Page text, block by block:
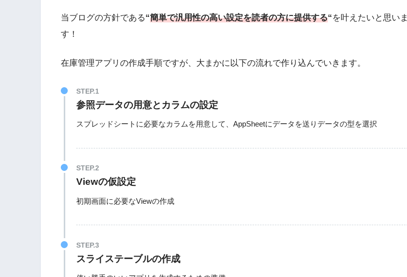
当ブログの方針である“簡単で汎用性の高い設定を読者の方に提供する“を叶えたいと思いま
す！
在庫管理アプリの作成手順ですが、大まかに以下の流れで作り込んでいきます。
参照データの用意とカラムの設定
スプレッドシートに必要なカラムを用意して、AppSheetにデータを送りデータの型を選択
Viewの仮設定
初期画面に必要なViewの作成
スライステーブルの作成